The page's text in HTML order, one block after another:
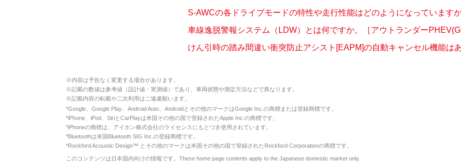
S-AWCの各ドライブモードの特性や走行性能はどのようになっています
車線逸脱警報システム（LDW）とは何ですか。［アウトランダー
けん引時の踏み間違い衝突防止アシスト[EAPM]の自動キャンセル機能は
※内容は予告なく変更する場合があります。
※記載の数値は参考値（設計値・実測値）であり、車両状態や測定方法などで異なります。
※記載内容の転載や二次利用はご遠慮願います。
*Google、Google Play、Android Auto、Androidとその他のマークはGoogle Inc.の商標または登録商標です。
*iPhone、iPod、SiriとCarPlayは米国その他の国で登録されたApple Inc.の商標です。
*iPhoneの商標は、アイホン株式会社のライセンスにもとづき使用されています。
*Bluetoothは米国Bluetooth SIG Inc.の登録商標です。
*Rockford Acoustic Design™ とその他のマークは米国その他の国で登録されたRockford Corporationの商標です。
このコンテンツは日本国内向けの情報です。These home page contents apply to the Japanese domestic market only.